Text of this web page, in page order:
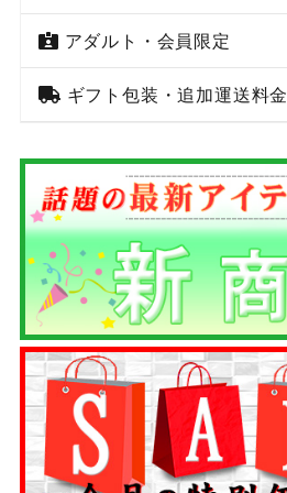
アダルト・会員限定
ギフト包装・追加運送料金